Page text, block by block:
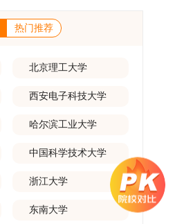
州实验室的工作推荐机会。五、申
条件不同选拔方式的申请者需满足
充规定。（二）报名方式所有申请
国家推荐免试服务系统完成志愿填
并选定名录内交大导师。（三）报
通知为准；硕博连读与申请-考核
报考学院通知为准。（四）材料
求，如实提交全部申请材料并完成
核工作由上海交通大学相关学院与
式、内容及流程以学院后续公布的
面考察，学术能力与思想品德并
不端行为者将按有关规定处理。
规定完成报名及缴费。逾期未完成
交符合报考条件的考生，需下载并
料及自查表须于2025年12月22日
生办公室。重要提示：材料送达
。材料不全、不符合要求或存在弄
报名信息一经确认提交，不得修
重新填报。三、选拔与录取1.资格
情况。审查结果预计于2025年12
议学院将组织专家组对通过资格审
分为100分。评议结果预计于2026
评议成绩及招生计划，确定进入
须参加学校统一组织的政治理论考
合格线为60分。非同等学力考生无
职责实施细则，明确导师在研究生
为先、科研报国的育人氛围。在加
融合，构建全面发展的育人体系。
力和社会责任感的时代新人。二、
略需求西南林业大学主动对接国家
目前，学校拥有4个一级学科博士
生规模实现显著增长，博士研究生
，学校构建了“网络宣传+AI智能
传平台，持续推进招生模式改革。
博士招生，2025年进一步拓展“直
学科专业调整方面，学校实施存量
足专业，将非全日制招生计划向需
热门推荐
北京理工大学
西安电子科技大学
哈尔滨工业大学
中国科学技术大学
浙江大学
东南大学